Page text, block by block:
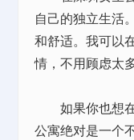
自己的独立生活
和舒适。我可以
情，不用顾虑太多
如果你也想在
公寓绝对是一个